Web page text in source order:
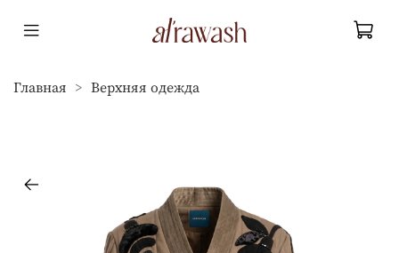
Главная Верхняя одежда